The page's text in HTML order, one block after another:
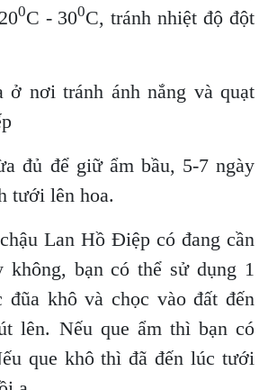
0C - 300C, tránh nhiệt độ đột
ở nơi tránh ánh nắng và quạt
đủ để giữ ẩm bầu, 5-7 ngày
tưới lên hoa.
Lan Hồ Điệp có đang cần
không, bạn có thể sử dụng 1
đũa khô và chọc vào đất đến
lên. Nếu que ẩm thì bạn có
que khô thì đã đến lúc tưới